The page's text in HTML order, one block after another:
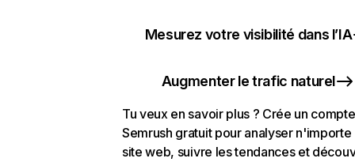
Mesurez votre visibilité dans l’IA
Augmenter le trafic naturel
Tu veux en savoir plus ? Crée un compte
Semrush gratuit pour analyser n'importe
site web, suivre les tendances et